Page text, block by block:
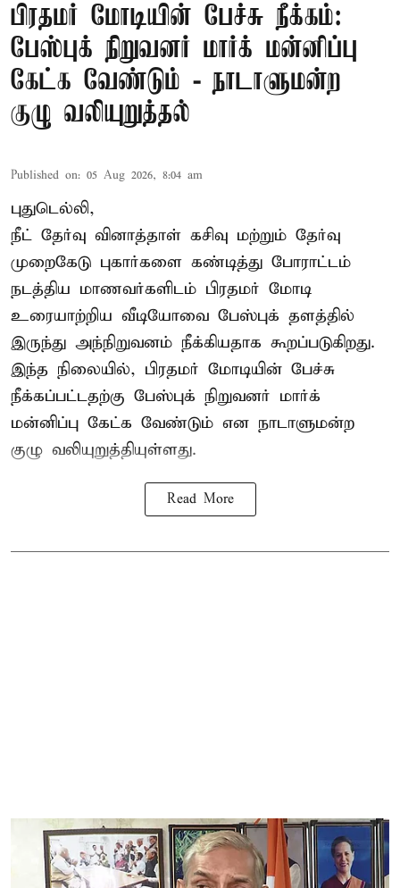
பிரதமர் மோடியின் பேச்சு நீக்கம்:
பேஸ்புக் நிறுவனர் மார்க் மன்னிப்பு
கேட்க வேண்டும் - நாடாளுமன்ற
குழு வலியுறுத்தல்
Published on: 05 Aug 2026, 8:04 am
புதுடெல்லி,
நீட் தேர்வு வினாத்தாள் கசிவு மற்றும் தேர்வு
முறைகேடு புகார்களை கண்டித்து போராட்டம்
நடத்திய மாணவர்களிடம் பிரதமர் மோடி
உரையாற்றிய வீடியோவை பேஸ்புக் தளத்தில்
இருந்து அந்நிறுவனம் நீக்கியதாக கூறப்படுகிறது.
இந்த நிலையில், பிரதமர் மோடியின் பேச்சு
நீக்கப்பட்டதற்கு பேஸ்புக் நிறுவனர் மார்க்
மன்னிப்பு கேட்க வேண்டும் என நாடாளுமன்ற
குழு வலியுறுத்தியுள்ளது.
Read More